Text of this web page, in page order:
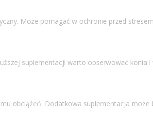
Może pomagać w ochronie przed
suplementacji warto obserwować konia
obciążeń. Dodatkowa suplementacja